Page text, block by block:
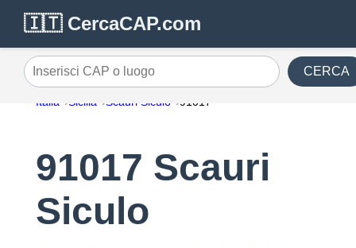
🇮🇹 CercaCAP.com
Inserisci CAP o luogo CERCA
Italia Sicilia Scauri Siculo 91017
91017 Scauri
Siculo